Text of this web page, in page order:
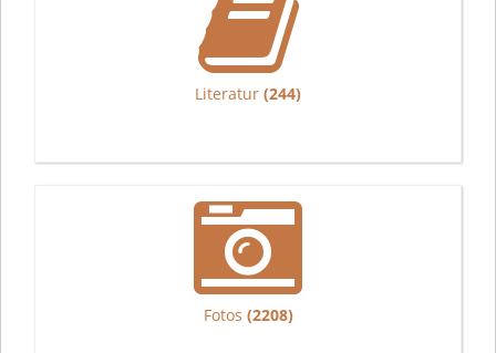
Literatur (244)
Fotos (2208)